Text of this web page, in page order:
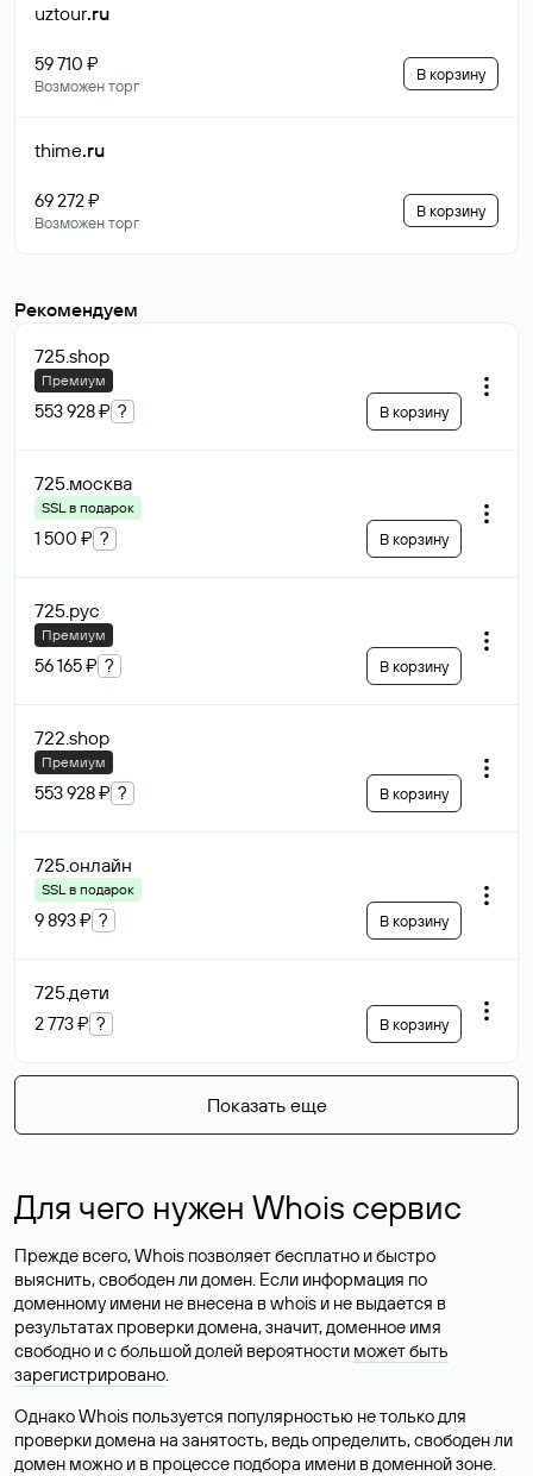
uztour.ru
59 710 ₽
Возможен торг
В корзину
thime.ru
69 272 ₽
Возможен торг
В корзину
Рекомендуем
725.shop
Премиум
553 928 ₽ ? В корзину
725.москва
SSL в подарок
1 500 ₽ ? В корзину
725.рус
Премиум
56 165 ₽ ? В корзину
722.shop
Премиум
553 928 ₽ ? В корзину
725.онлайн
SSL в подарок
9 893 ₽ ? В корзину
725.дети
2 773 ₽ ? В корзину
Показать еще
Для чего нужен Whois сервис
Прежде всего, Whois позволяет бесплатно и быстро
выяснить, свободен ли домен. Если информация по
доменному имени не внесена в whois и не выдается в
результатах проверки домена, значит, доменное имя
свободно и с большой долей вероятности может быть
зарегистрировано.
Однако Whois пользуется популярностью не только для
проверки домена на занятость, ведь определить, свободен ли
домен можно и в процессе подбора имени в доменной зоне.